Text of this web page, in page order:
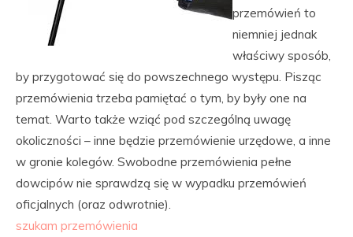
przemówień to
niemniej jednak
właściwy sposób,
by przygotować się do powszechnego występu. Pisząc
przemówienia trzeba pamiętać o tym, by były one na
temat. Warto także wziąć pod szczególną uwagę
okoliczności – inne będzie przemówienie urzędowe, a inne
w gronie kolegów. Swobodne przemówienia pełne
dowcipów nie sprawdzą się w wypadku przemówień
oficjalnych (oraz odwrotnie).
szukam przemówienia